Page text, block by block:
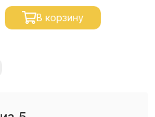
В корзину